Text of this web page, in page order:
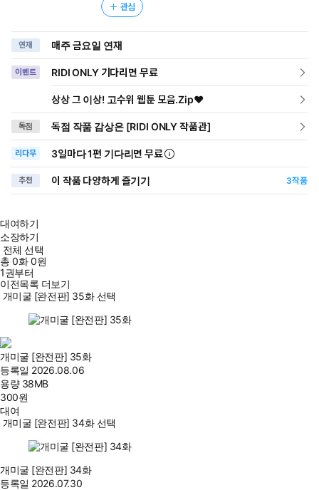
관심
연재 매주 금요일 연재
이벤트 RIDI ONLY 기다리면 무료
상상 그 이상! 고수위 웹툰 모음.Zip♥
독점 독점 작품 감상은 [RIDI ONLY 작품관]
리다무 3일마다1편 기다리면 무료
추천 이 작품 다양하게 즐기기 3작품
대여하기
소장하기
전체 선택
총0화0원
1권부터
이전목록 더보기
개미굴 [완전판] 35화 선택
개미굴 [완전판] 35화
등록일 2026.08.06
용량 38MB
300원
대여
개미굴 [완전판] 34화 선택
개미굴 [완전판] 34화
등록일 2026.07.30